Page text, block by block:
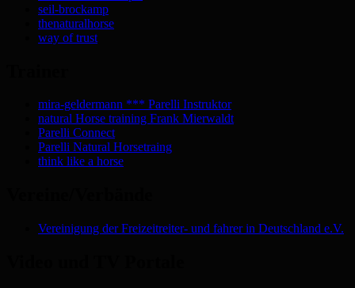
seil-brockamp
thenaturalhorse
way of trust
mira-geldermann *** Parelli Instruktor
natural Horse training Frank Mierwaldt
Parelli Connect
Parelli Natural Horsetraing
think like a horse
Vereinigung der Freizeitreiter- und fahrer in Deutschland e.V.